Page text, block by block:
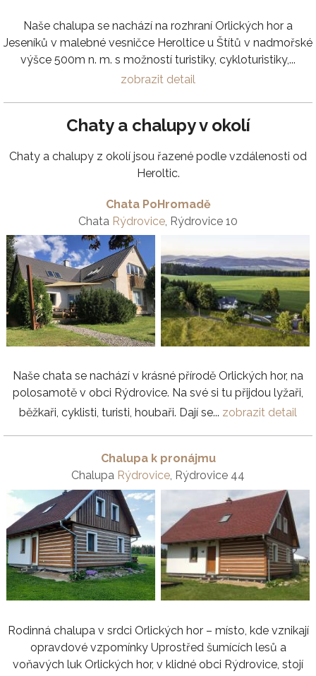
Naše chalupa se nachází na rozhraní Orlických hor a
Jeseníků v malebné vesničce Heroltice u Štítů v nadmořské
výšce 500m n. m. s možností turistiky, cykloturistiky,...
zobrazit detail
Chaty a chalupy v okolí
Chaty a chalupy z okolí jsou řazené podle vzdálenosti od
Heroltic.
Chata PoHromadě
Chata Rýdrovice, Rýdrovice 10
Naše chata se nachází v krásné přírodě Orlických hor, na
polosamotě v obci Rýdrovice. Na své si tu přijdou lyžaři,
běžkaři, cyklisti, turisti, houbaři. Dají se... zobrazit detail
Chalupa k pronájmu
Chalupa Rýdrovice, Rýdrovice 44
Rodinná chalupa v srdci Orlických hor – místo, kde vznikají
opravdové vzpomínky Uprostřed šumících lesů a
voňavých luk Orlických hor, v klidné obci Rýdrovice, stojí